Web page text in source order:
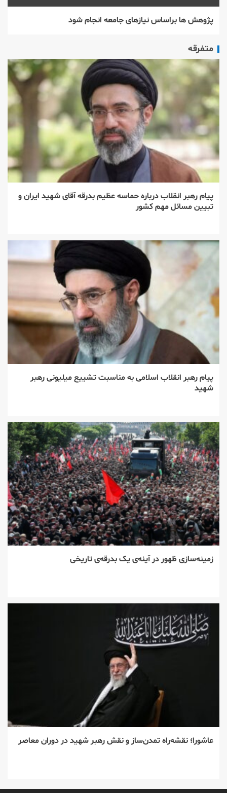
پژوهش ها براساس نیازهای جامعه انجام شود
متفرقه
پیام رهبر انقلاب درباره حماسه عظیم بدرقه آقای شهید ایران و
تبیین مسائل مهم کشور
پیام رهبر انقلاب اسلامی به مناسبت تشییع میلیونی رهبر
شهید
زمینه‌سازی ظهور در آینه‌ی یک بدرقه‌ی تاریخی
عاشورا؛ نقشه‌راه تمدن‌ساز و نقش رهبر شهید در دوران معاصر